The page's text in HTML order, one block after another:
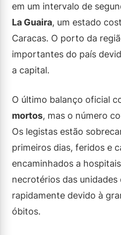
em um intervalo de
La Guaira, um estado
Caracas. O porto da
importantes do país
a capital.
O último balanço oficial
mortos, mas o número
Os legistas estão
primeiros dias, feridos e
encaminhados a
necrotérios das unidades
rapidamente devido à
óbitos.